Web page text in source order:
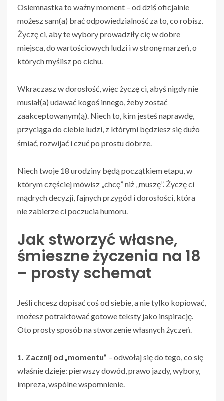
Osiemnastka to ważny moment – od dziś oficjalnie
możesz sam(a) brać odpowiedzialność za to, co robisz.
Życzę ci, aby te wybory prowadziły cię w dobre
miejsca, do wartościowych ludzi i w stronę marzeń, o
których myślisz po cichu.
Wkraczasz w dorosłość, więc życzę ci, abyś nigdy nie
musiał(a) udawać kogoś innego, żeby zostać
zaakceptowanym(ą). Niech to, kim jesteś naprawdę,
przyciąga do ciebie ludzi, z którymi będziesz się dużo
śmiać, rozwijać i czuć po prostu dobrze.
Niech twoje 18 urodziny będą początkiem etapu, w
którym częściej mówisz „chcę” niż „muszę”. Życzę ci
mądrych decyzji, fajnych przygód i dorosłości, która
nie zabierze ci poczucia humoru.
Jak stworzyć własne,
śmieszne życzenia na 18
– prosty schemat
Jeśli chcesz dopisać coś od siebie, a nie tylko kopiować,
możesz potraktować gotowe teksty jako inspirację.
Oto prosty sposób na stworzenie własnych życzeń.
1. Zacznij od „momentu” – odwołaj się do tego, co się
właśnie dzieje: pierwszy dowód, prawo jazdy, wybory,
impreza, wspólne wspomnienie.